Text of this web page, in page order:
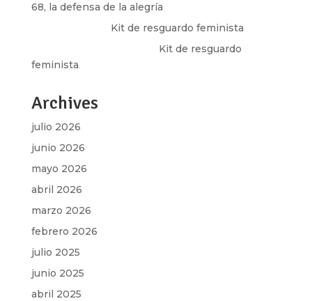
68, la defensa de la alegría
Kit de resguardo feminista
Kit de resguardo
feminista
Archives
julio 2026
junio 2026
mayo 2026
abril 2026
marzo 2026
febrero 2026
julio 2025
junio 2025
abril 2025